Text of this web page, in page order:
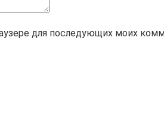
для последующих моих